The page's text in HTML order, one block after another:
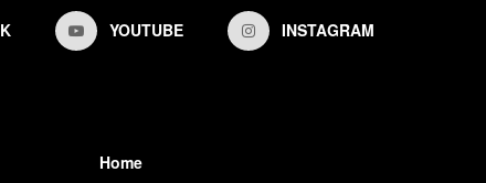
YOUTUBE INSTAGRAM
Home